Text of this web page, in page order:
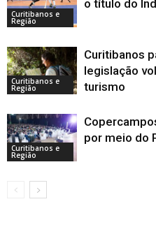
Curitibanos e
Região
o título do
Curitibanos e
Região
Curitibanos
legislação
turismo
Curitibanos e
Região
por meio do